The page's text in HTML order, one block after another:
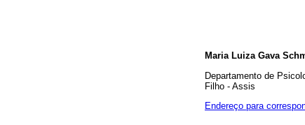
Maria Luiza Gava
Departamento de
Filho - Assis
Endereço para